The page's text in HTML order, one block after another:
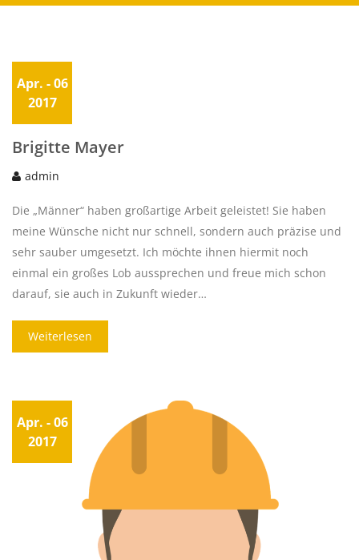
Apr. - 06
2017
Brigitte Mayer
admin
Die „Männer“ haben großartige Arbeit geleistet! Sie haben
meine Wünsche nicht nur schnell, sondern auch präzise und
sehr sauber umgesetzt. Ich möchte ihnen hiermit noch
einmal ein großes Lob aussprechen und freue mich schon
darauf, sie auch in Zukunft wieder…
Weiterlesen
Apr. - 06
2017